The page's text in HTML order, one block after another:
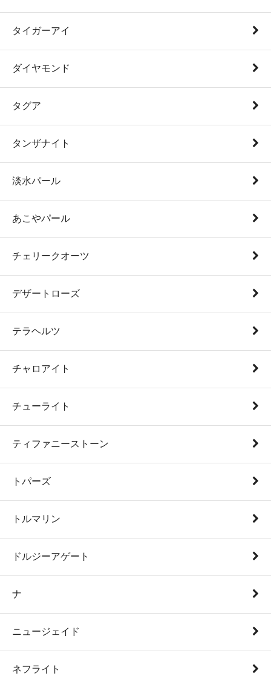
タイガーアイ
ダイヤモンド
タグア
タンザナイト
淡水パール
あこやパール
チェリークオーツ
デザートローズ
テラヘルツ
チャロアイト
チューライト
ティファニーストーン
トパーズ
トルマリン
ドルジーアゲート
ナ
ニュージェイド
ネフライト